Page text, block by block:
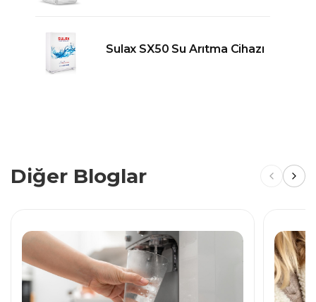
Sulax SX50 Su Arıtma Cihazı
Diğer Bloglar